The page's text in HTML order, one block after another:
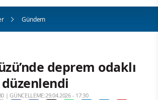
Gündem
deprem odaklı
düzenlendi
|GÜNCELLEME:29.04.2026 - 17:30